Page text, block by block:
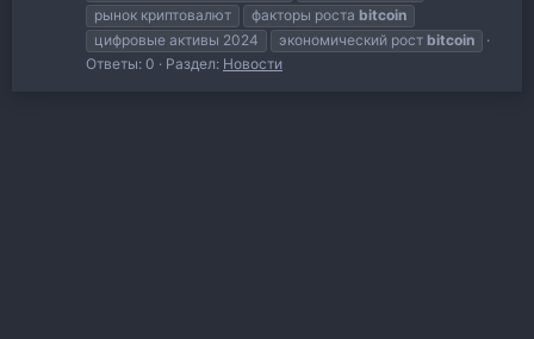
рынок криптовалют
факторы роста bitcoin
цифровые активы 2024
экономический рост bitcoin
Ответы: 0
Раздел: Новости